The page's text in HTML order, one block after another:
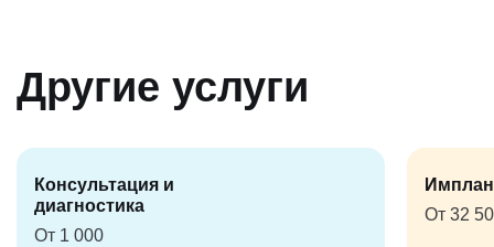
Другие услуги
Консультация и
диагностика
От 1 000
От 32